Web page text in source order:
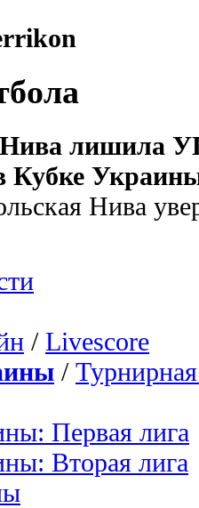
Нива лишила
Кубке
Нива
/ Livescore
/
Первая лига
Вторая лига